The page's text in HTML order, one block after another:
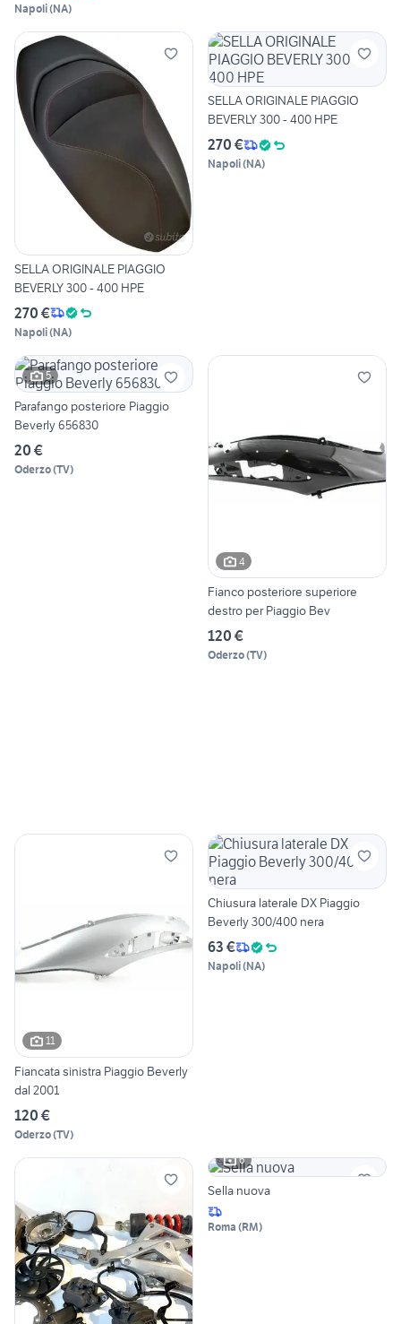
Napoli(NA)
SELLA ORIGINALE PIAGGIO
BEVERLY 300 - 400 HPE
270 €
Napoli(NA)
SELLA ORIGINALE PIAGGIO
BEVERLY 300 - 400 HPE
270 €
Napoli(NA)
5
Parafango posteriore Piaggio
Beverly 656830
20 €
Oderzo(TV)
4
Fianco posteriore superiore
destro per Piaggio Bev
120 €
Oderzo(TV)
11
Fiancata sinistra Piaggio Beverly
dal 2001
120 €
Oderzo(TV)
Chiusura laterale DX Piaggio
Beverly 300/400 nera
63 €
Napoli(NA)
6
Sella nuova
Roma (RM)